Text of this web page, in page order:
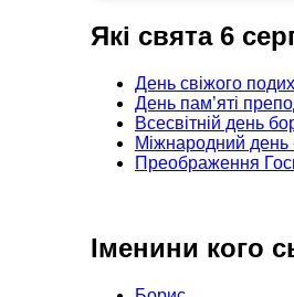
Які свята 6
День свіжого
День пам’яті
Всесвітній день
Міжнародний день
Преображення
Іменини кого